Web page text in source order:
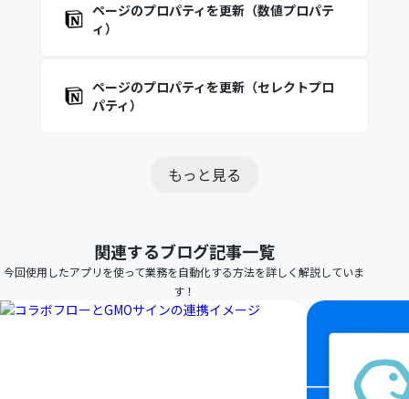
ページのプロパティを更新（数値プロパテ
ィ）
ページのプロパティを更新（セレクトプロ
パティ）
もっと見る
関連するブログ記事一覧
今回使用したアプリを使って業務を自動化する方法を詳しく解説していま
す！